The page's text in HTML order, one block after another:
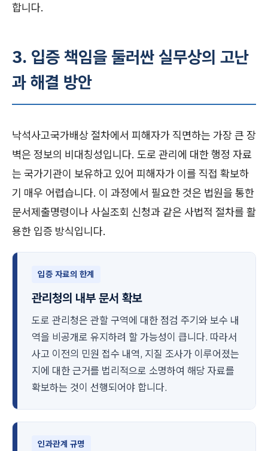
합니다.
3. 입증 책임을 둘러싼 실무상의 고난
과 해결 방안
낙석사고국가배상 절차에서 피해자가 직면하는 가장 큰 장
벽은 정보의 비대칭성입니다. 도로 관리에 대한 행정 자료
는 국가기관이 보유하고 있어 피해자가 이를 직접 확보하
기 매우 어렵습니다. 이 과정에서 필요한 것은 법원을 통한
문서제출명령이나 사실조회 신청과 같은 사법적 절차를 활
용한 입증 방식입니다.
입증 자료의 한계
관리청의 내부 문서 확보
도로 관리청은 관할 구역에 대한 점검 주기와 보수 내
역을 비공개로 유지하려 할 가능성이 큽니다. 따라서
사고 이전의 민원 접수 내역, 지질 조사가 이루어졌는
지에 대한 근거를 법리적으로 소명하여 해당 자료를
확보하는 것이 선행되어야 합니다.
인과관계 규명